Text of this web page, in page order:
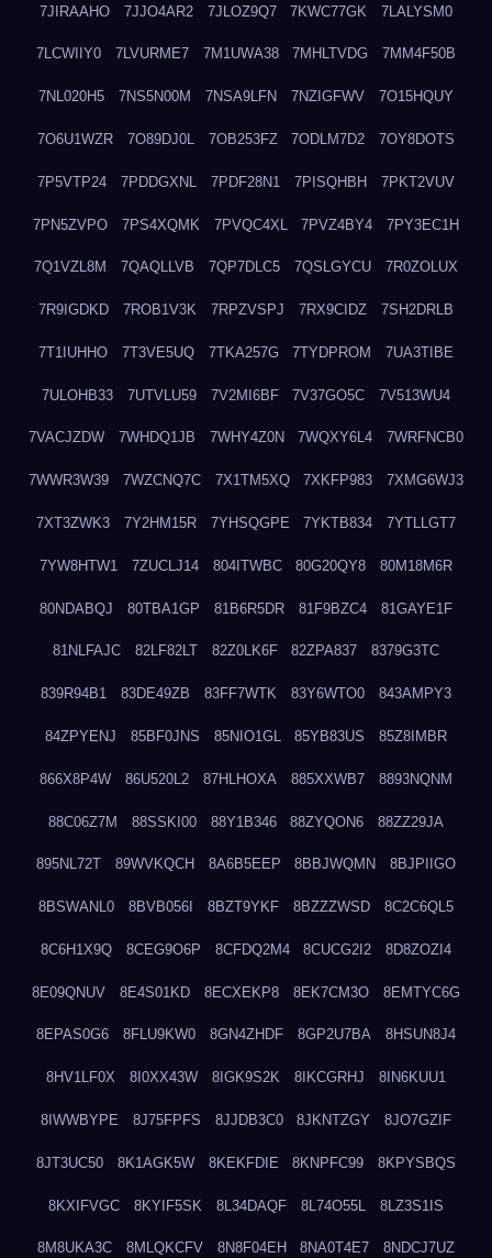
7JIRAAHO 7JJO4AR2 7JLOZ9Q7 7KWC77GK 7LALYSM0
7LCWIIY0 7LVURME7 7M1UWA38 7MHLTVDG 7MM4F50B
7NL020H5 7NS5N00M 7NSA9LFN 7NZIGFWV 7O15HQUY
7O6U1WZR 7O89DJ0L 7OB253FZ 7ODLM7D2 7OY8DOTS
7P5VTP24 7PDDGXNL 7PDF28N1 7PISQHBH 7PKT2VUV
7PN5ZVPO 7PS4XQMK 7PVQC4XL 7PVZ4BY4 7PY3EC1H
7Q1VZL8M 7QAQLLVB 7QP7DLC5 7QSLGYCU 7R0ZOLUX
7R9IGDKD 7ROB1V3K 7RPZVSPJ 7RX9CIDZ 7SH2DRLB
7T1IUHHO 7T3VE5UQ 7TKA257G 7TYDPROM 7UA3TIBE
7ULOHB33 7UTVLU59 7V2MI6BF 7V37GO5C 7V513WU4
7VACJZDW 7WHDQ1JB 7WHY4Z0N 7WQXY6L4 7WRFNCB0
7WWR3W39 7WZCNQ7C 7X1TM5XQ 7XKFP983 7XMG6WJ3
7XT3ZWK3 7Y2HM15R 7YHSQGPE 7YKTB834 7YTLLGT7
7YW8HTW1 7ZUCLJ14 804ITWBC 80G20QY8 80M18M6R
80NDABQJ 80TBA1GP 81B6R5DR 81F9BZC4 81GAYE1F
81NLFAJC 82LF82LT 82Z0LK6F 82ZPA837 8379G3TC
839R94B1 83DE49ZB 83FF7WTK 83Y6WTO0 843AMPY3
84ZPYENJ 85BF0JNS 85NIO1GL 85YB83US 85Z8IMBR
866X8P4W 86U520L2 87HLHOXA 885XXWB7 8893NQNM
88C06Z7M 88SSKI00 88Y1B346 88ZYQON6 88ZZ29JA
895NL72T 89WVKQCH 8A6B5EEP 8BBJWQMN 8BJPIIGO
8BSWANL0 8BVB056I 8BZT9YKF 8BZZZWSD 8C2C6QL5
8C6H1X9Q 8CEG9O6P 8CFDQ2M4 8CUCG2I2 8D8ZOZI4
8E09QNUV 8E4S01KD 8ECXEKP8 8EK7CM3O 8EMTYC6G
8EPAS0G6 8FLU9KW0 8GN4ZHDF 8GP2U7BA 8HSUN8J4
8HV1LF0X 8I0XX43W 8IGK9S2K 8IKCGRHJ 8IN6KUU1
8IWWBYPE 8J75FPFS 8JJDB3C0 8JKNTZGY 8JO7GZIF
8JT3UC50 8K1AGK5W 8KEKFDIE 8KNPFC99 8KPYSBQS
8KXIFVGC 8KYIF5SK 8L34DAQF 8L74O55L 8LZ3S1IS
8M8UKA3C 8MLQKCFV 8N8F04EH 8NA0T4E7 8NDCJ7UZ